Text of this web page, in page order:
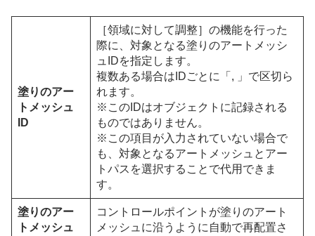
塗りのアー
トメッシュ
ID
［領域に対して調整］の機能を行った
際に、対象となる塗りのアートメッシ
ュIDを指定します。
複数ある場合はIDごとに「, 」で区切ら
れます。
※このIDはオブジェクトに記録される
ものではありません。
※この項目が入力されていない場合で
も、対象となるアートメッシュとアー
トパスを選択することで代用できま
す。
塗りのアー
トメッシュ
コントロールポイントが塗りのアート
メッシュに沿うように自動で再配置さ